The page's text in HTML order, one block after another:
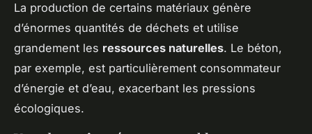
La production de certains matériaux génère
d’énormes quantités de déchets et utilise
grandement les ressources naturelles. Le béton,
par exemple, est particulièrement consommateur
d’énergie et d’eau, exacerbant les pressions
écologiques.